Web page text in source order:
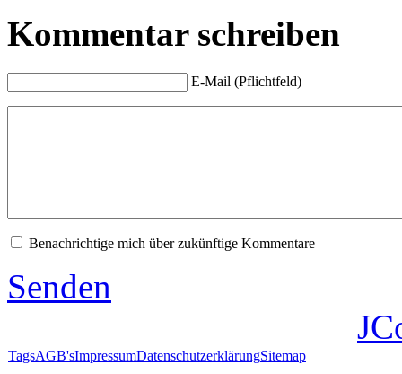
Kommentar schreiben
E-Mail (Pflichtfeld)
Benachrichtige mich über zukünftige Kommentare
Senden
TagsAGB'sImpressumDatenschutzerklärungSitemap